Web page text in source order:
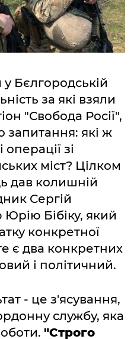
у Бєлгородській
за які взяли
"Свобода Росії",
запитання: які ж
операції зі
міст? Цілком
дав колишній
Сергій
Бібіку, який
конкретної
є два конкретних
і політичний.
- це з'ясування,
службу, яка
"Строго